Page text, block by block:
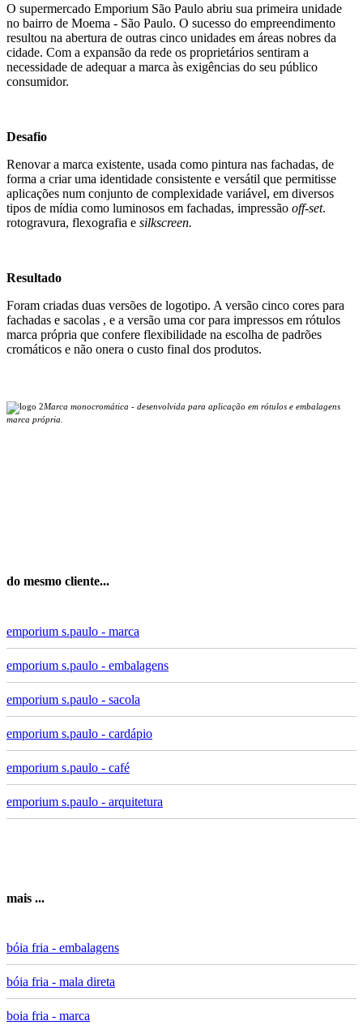
O supermercado Emporium São Paulo abriu sua primeira unidade
no bairro de Moema - São Paulo. O sucesso do empreendimento
resultou na abertura de outras cinco unidades em áreas nobres da
cidade. Com a expansão da rede os proprietários sentiram a
necessidade de adequar a marca às exigências do seu público
consumidor.
Desafio
Renovar a marca existente, usada como pintura nas fachadas, de
forma a criar uma identidade consistente e versátil que permitisse
aplicações num conjunto de complexidade variável, em diversos
tipos de mídia como luminosos em fachadas, impressão off-set.
rotogravura, flexografia e silkscreen.
Resultado
Foram criadas duas versões de logotipo. A versão cinco cores para
fachadas e sacolas , e a versão uma cor para impressos em rótulos
marca própria que confere flexibilidade na escolha de padrões
cromáticos e não onera o custo final dos produtos.
Marca monocromática - desenvolvida para aplicação em rótulos e embalagens
marca própria.
do mesmo cliente...
emporium s.paulo - marca
emporium s.paulo - embalagens
emporium s.paulo - sacola
emporium s.paulo - cardápio
emporium s.paulo - café
emporium s.paulo - arquitetura
mais ...
bóia fria - embalagens
bóia fria - mala direta
boia fria - marca